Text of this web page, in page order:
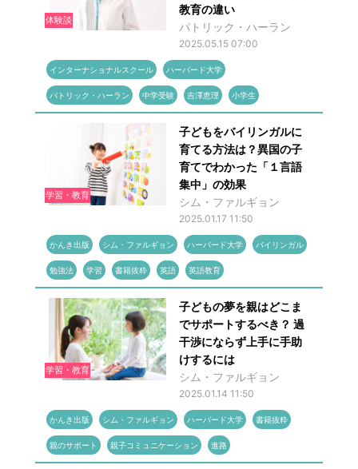
体験談
教育の違い
パトリック・ハーラン
2025.05.15 07:00
インターナショナルスクール ハーバード大学
パトリック・ハーラン 中学受験 吉澤恵理 小学生
学習・教育
子どもをバイリンガルに
育てる方法は？異国の子
育てでわかった「１言語
集中」の効果
シム・ファルギョン
2025.01.17 11:50
かんき出版 シム・ファルギョン ハーバード大学 バイリンガル
勉強法 学習 書籍抜粋 英語 英語教育
学習・教育
子どもの夢を親はどこま
でサポートするべき？ 過
干渉にならず上手に手助
けするには
シム・ファルギョン
2025.01.14 11:50
かんき出版 シム・ファルギョン ハーバード大学 書籍抜粋
親のサポート 親子コミュニケーション 進路